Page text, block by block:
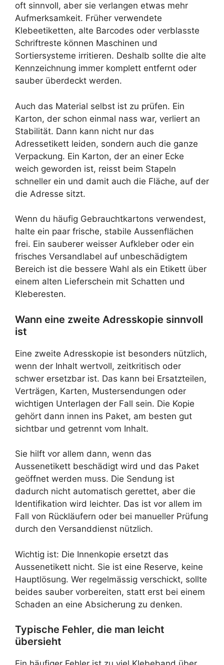
oft sinnvoll, aber sie verlangen etwas mehr
Aufmerksamkeit. Früher verwendete
Klebeetiketten, alte Barcodes oder verblasste
Schriftreste können Maschinen und
Sortiersysteme irritieren. Deshalb sollte die alte
Kennzeichnung immer komplett entfernt oder
sauber überdeckt werden.
Auch das Material selbst ist zu prüfen. Ein
Karton, der schon einmal nass war, verliert an
Stabilität. Dann kann nicht nur das
Adressetikett leiden, sondern auch die ganze
Verpackung. Ein Karton, der an einer Ecke
weich geworden ist, reisst beim Stapeln
schneller ein und damit auch die Fläche, auf der
die Adresse sitzt.
Wenn du häufig Gebrauchtkartons verwendest,
halte ein paar frische, stabile Aussenflächen
frei. Ein sauberer weisser Aufkleber oder ein
frisches Versandlabel auf unbeschädigtem
Bereich ist die bessere Wahl als ein Etikett über
einem alten Lieferschein mit Schatten und
Kleberesten.
Wann eine zweite Adresskopie sinnvoll
ist
Eine zweite Adresskopie ist besonders nützlich,
wenn der Inhalt wertvoll, zeitkritisch oder
schwer ersetzbar ist. Das kann bei Ersatzteilen,
Verträgen, Karten, Mustersendungen oder
wichtigen Unterlagen der Fall sein. Die Kopie
gehört dann innen ins Paket, am besten gut
sichtbar und getrennt vom Inhalt.
Sie hilft vor allem dann, wenn das
Aussenetikett beschädigt wird und das Paket
geöffnet werden muss. Die Sendung ist
dadurch nicht automatisch gerettet, aber die
Identifikation wird leichter. Das ist vor allem im
Fall von Rückläufern oder bei manueller Prüfung
durch den Versanddienst nützlich.
Wichtig ist: Die Innenkopie ersetzt das
Aussenetikett nicht. Sie ist eine Reserve, keine
Hauptlösung. Wer regelmässig verschickt, sollte
beides sauber vorbereiten, statt erst bei einem
Schaden an eine Absicherung zu denken.
Typische Fehler, die man leicht
übersieht